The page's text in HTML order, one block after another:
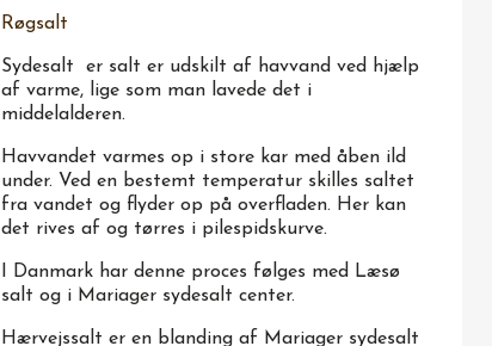
Røgsalt
Sydesalt er salt er udskilt af havvand ved hjælp
af varme, lige som man lavede det i
middelalderen.
Havvandet varmes op i store kar med åben ild
under. Ved en bestemt temperatur skilles saltet
fra vandet og flyder op på overfladen. Her kan
det rives af og tørres i pilespidskurve.
I Danmark har denne proces følges med Læsø
salt og i Mariager sydesalt center.
Hærvejssalt er en blanding af Mariager sydesalt